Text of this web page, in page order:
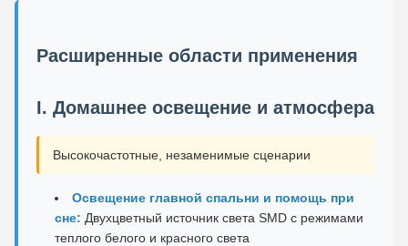
Расширенные области применения
I. Домашнее освещение и атмосфера
Высокочастотные, незаменимые сценарии
Освещение главной спальни и помощь при
сне: Двухцветный источник света SMD с режимами
теплого белого и красного света